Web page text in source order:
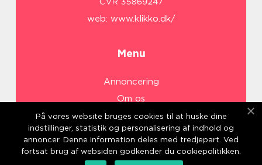
web: www.klikko.dk/
Menu
Annoncering
Om os
Cookies
Kontakt os
Sitemap
På vores website bruges cookies til at huske dine
indstillinger, statistik og personalisering af indhold og
annoncer. Denne information deles med tredjepart. Ved
fortsat brug af websiden godkender du cookiepolitikken.